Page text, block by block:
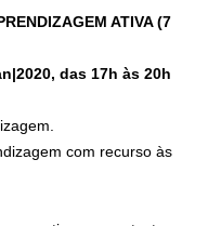
ATIVA (7
das 17h às 20h
com recurso às